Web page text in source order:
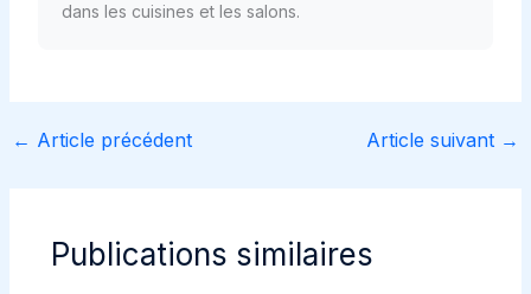
dans les cuisines et les salons.
← Article précédent Article suivant →
Publications similaires